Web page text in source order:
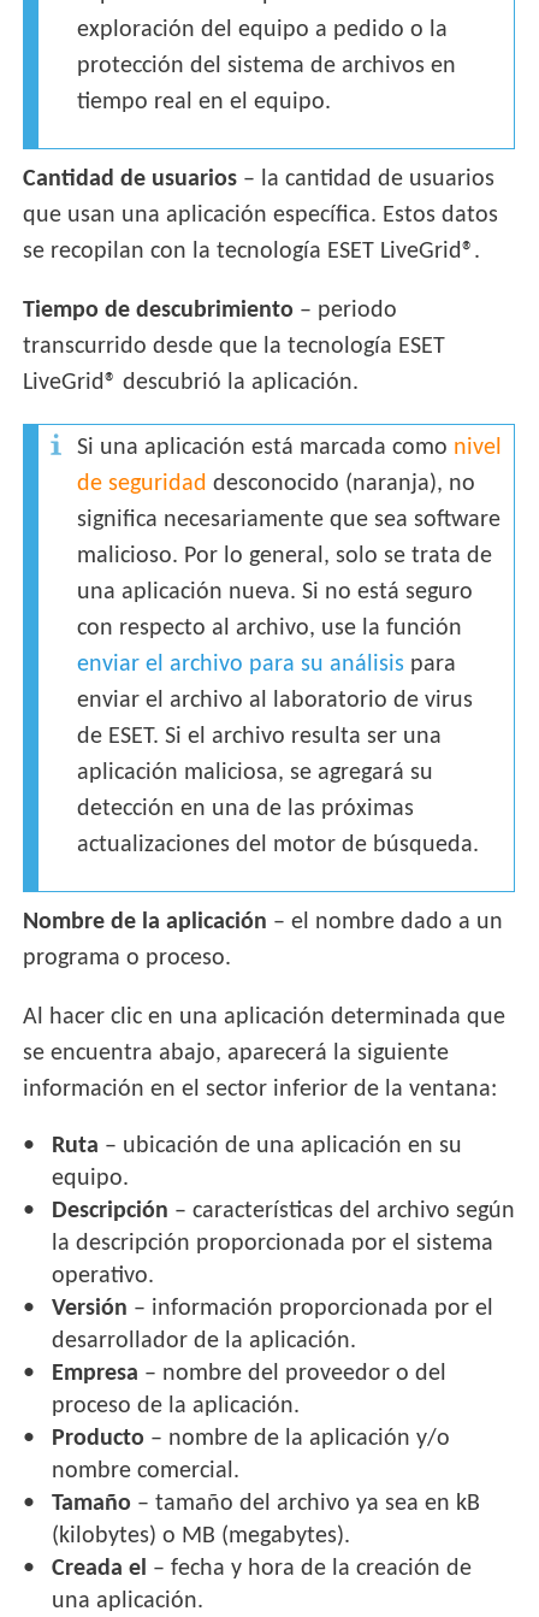
exploración del equipo a pedido o la
protección del sistema de archivos en
tiempo real en el equipo.
Cantidad de usuarios – la cantidad de usuarios
que usan una aplicación específica. Estos datos
se recopilan con la tecnología ESET LiveGrid®.
Tiempo de descubrimiento – periodo
transcurrido desde que la tecnología ESET
LiveGrid® descubrió la aplicación.
Si una aplicación está marcada como nivel
de seguridad desconocido (naranja), no
significa necesariamente que sea software
malicioso. Por lo general, solo se trata de
una aplicación nueva. Si no está seguro
con respecto al archivo, use la función
enviar el archivo para su análisis para
enviar el archivo al laboratorio de virus
de ESET. Si el archivo resulta ser una
aplicación maliciosa, se agregará su
detección en una de las próximas
actualizaciones del motor de búsqueda.
Nombre de la aplicación – el nombre dado a un
programa o proceso.
Al hacer clic en una aplicación determinada que
se encuentra abajo, aparecerá la siguiente
información en el sector inferior de la ventana:
Ruta – ubicación de una aplicación en su
equipo.
Descripción – características del archivo según
la descripción proporcionada por el sistema
operativo.
Versión – información proporcionada por el
desarrollador de la aplicación.
Empresa – nombre del proveedor o del
proceso de la aplicación.
Producto – nombre de la aplicación y/o
nombre comercial.
Tamaño – tamaño del archivo ya sea en kB
(kilobytes) o MB (megabytes).
Creada el – fecha y hora de la creación de
una aplicación.